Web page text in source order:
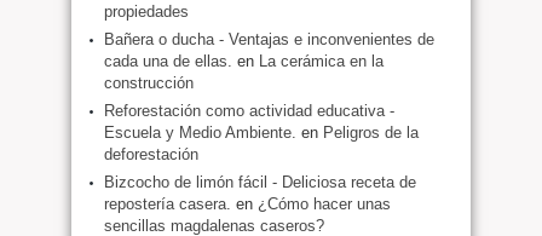
propiedades
Bañera o ducha - Ventajas e inconvenientes de
cada una de ellas. en La cerámica en la
construcción
Reforestación como actividad educativa -
Escuela y Medio Ambiente. en Peligros de la
deforestación
Bizcocho de limón fácil - Deliciosa receta de
repostería casera. en ¿Cómo hacer unas
sencillas magdalenas caseros?